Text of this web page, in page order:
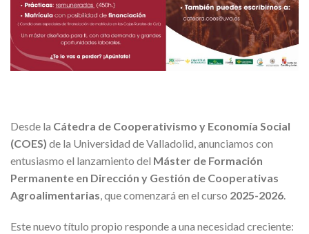
Desde la Cátedra de Cooperativismo y Economía Social
(COES) de la Universidad de Valladolid, anunciamos con
entusiasmo el lanzamiento del Máster de Formación
Permanente en Dirección y Gestión de Cooperativas
Agroalimentarias , que comenzará en el curso 2025-2026
Este nuevo título propio responde a una necesidad creciente: